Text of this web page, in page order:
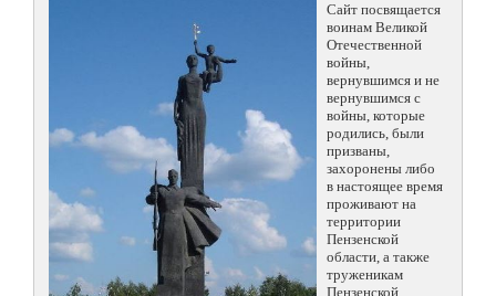
Сайт посвящается
воинам Великой
Отечественной
войны,
вернувшимся и не
вернувшимся с
войны, которые
родились, были
призваны,
захоронены либо
в настоящее время
проживают на
территории
Пензенской
области, а также
труженикам
Пензенской